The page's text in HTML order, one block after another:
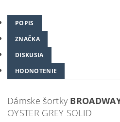
POPIS
ZNAČKA
DISKUSIA
HODNOTENIE
Dámske šortky
OYSTER GREY SOLID